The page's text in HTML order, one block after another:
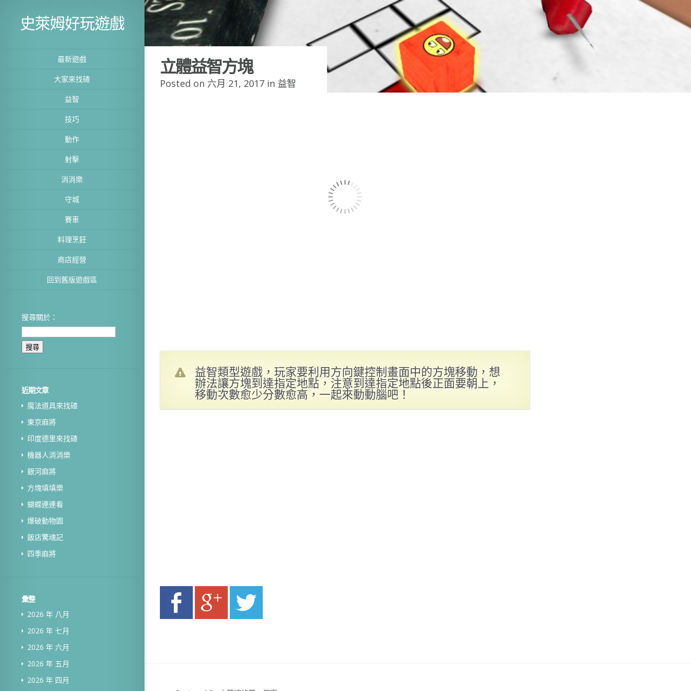
史萊姆好玩遊戲
最新遊戲
大家來找碴
益智
技巧
動作
射擊
消消樂
守城
賽車
料理烹飪
商店經營
回到舊版遊戲區
搜尋關於：
近期文章
魔法道具來找碴
東京麻將
印度德里來找碴
機器人消消樂
銀河麻將
方塊填填樂
蝴蝶連連看
爆破動物園
飯店驚魂記
四季麻將
彙整
2026 年 八月
2026 年 七月
2026 年 六月
2026 年 五月
2026 年 四月
立體益智方塊
Posted on 六月 21, 2017 in 益智
益智類型遊戲，玩家要利用方向鍵控制畫面中的方塊移動，想
辦法讓方塊到達指定地點，注意到達指定地點後正面要朝上，
移動次數愈少分數愈高，一起來動動腦吧！